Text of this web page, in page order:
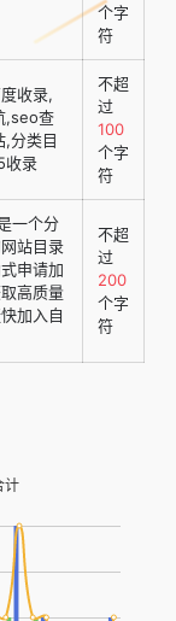
个字
符
收录,
,seo查
,分类目
收录
不超
过
100
个字
符
一个分
站目录
申请加
高质量
加入自
不超
过
200
个字
符